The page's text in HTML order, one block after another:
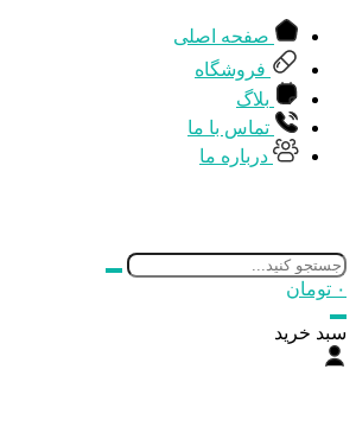
صفحه اصلی
فروشگاه
بلاگ
تماس با ما
درباره ما
۰ تومان
سبد خرید